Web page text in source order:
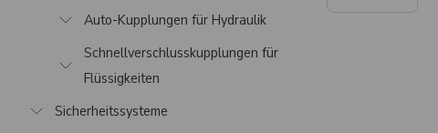
Auto-Kupplungen für Hydraulik
Schnellverschlusskupplungen für
Flüssigkeiten
Sicherheitssysteme